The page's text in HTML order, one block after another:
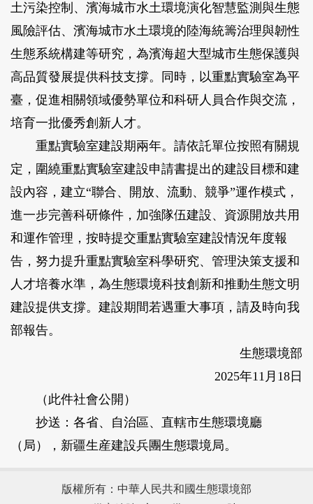
土污染控制、濱海城市水土環境演化智慧監測與生態
風險評估、濱海城市水土環境的陸海統籌治理與韌性
生態系統構建等研究，為濱海超大型城市生態保護與
高品質發展提供科技支撐。同時，以重點實驗室為平
臺，促進相關領域優勢單位和科研人員合作與交流，
培育一批優秀創新人才。
重點實驗室建設期兩年。請依託單位按照有關規
定，圍繞重點實驗室建設申請書提出的建設目標和建
設內容，建立“聯合、開放、流動、競爭”運作模式，
進一步完善科研條件，加強隊伍建設、資源開放共用
和運作管理，按時提交重點實驗室建設情況年度報
告，努力提升重點實驗室科學研究、管理決策支援和
人才培養水準，為生態環境科技創新和推動生態文明
建設提供支撐。建設期間若遇重大事項，請及時向我
部報告。
生態環境部
2025年11月18日
（此件社會公開）
抄送：各省、自治區、直轄市生態環境廳
（局），新疆生産建設兵團生態環境局。
版權所有：中華人民共和國生態環境部